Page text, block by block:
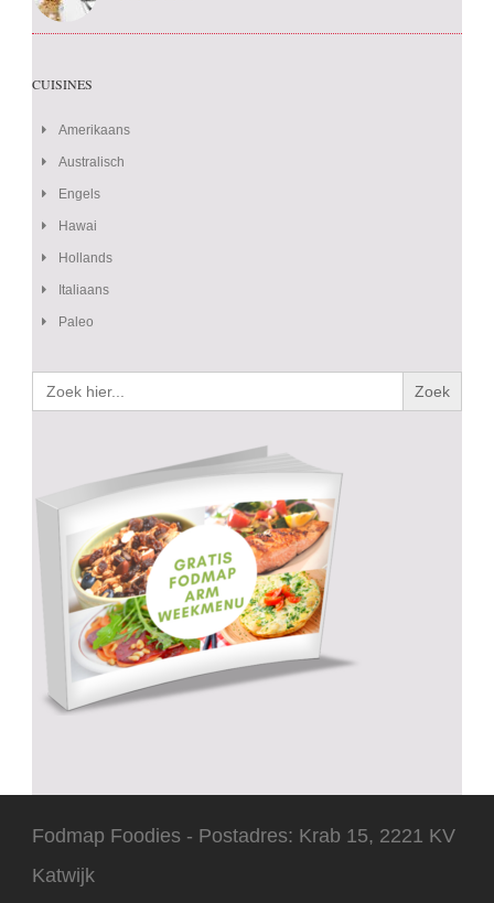
CUISINES
Amerikaans
Australisch
Engels
Hawai
Hollands
Italiaans
Paleo
Zoek
naar:
Fodmap Foodies - Postadres: Krab 15, 2221 KV
Katwijk